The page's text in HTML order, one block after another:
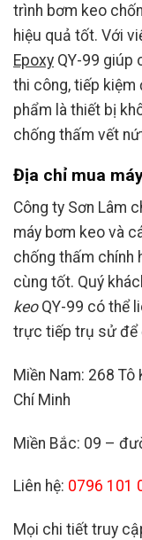
trình bơm keo
hiệu quả tốt. Với
Epoxy QY-99 giúp
thi công, tiếp
phẩm là thiết bị
chống thấm vết
Địa chỉ mua
Công ty Sơn Lâm
máy bơm keo và
chống thấm chính
cùng tốt. Quý
keoQY-99 có thể
trực tiếp trụ sử để
Miền Nam: 268 Tô
Chí Minh
Miền Bắc: 09 –
Liên hệ: 0796 101
Mọi chi tiết truy